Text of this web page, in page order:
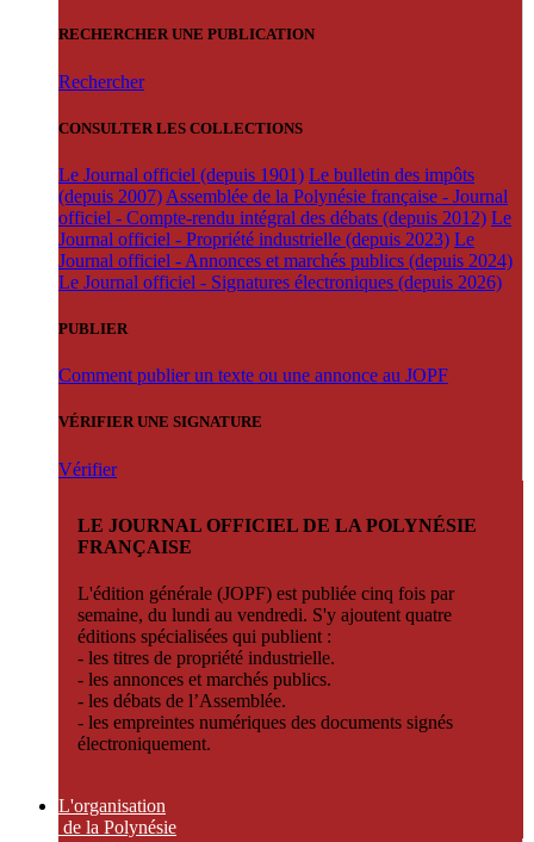
RECHERCHER UNE PUBLICATION
Rechercher
CONSULTER LES COLLECTIONS
Le Journal officiel (depuis 1901) Le bulletin des impôts
(depuis 2007) Assemblée de la Polynésie française - Journal
officiel - Compte-rendu intégral des débats (depuis 2012) Le
Journal officiel - Propriété industrielle (depuis 2023) Le
Journal officiel - Annonces et marchés publics (depuis 2024)
Le Journal officiel - Signatures électroniques (depuis 2026)
PUBLIER
Comment publier un texte ou une annonce au JOPF
VÉRIFIER UNE SIGNATURE
Vérifier
LE JOURNAL OFFICIEL DE LA POLYNÉSIE
FRANÇAISE
L'édition générale (JOPF) est publiée cinq fois par
semaine, du lundi au vendredi. S'y ajoutent quatre
éditions spécialisées qui publient :
- les titres de propriété industrielle.
- les annonces et marchés publics.
- les débats de l’Assemblée.
- les empreintes numériques des documents signés
électroniquement.
L'organisation
de la Polynésie